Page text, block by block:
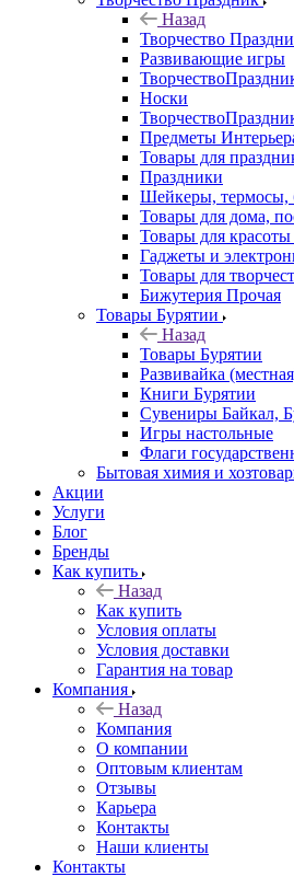
Назад
Творчество
Развивающие игры
Носки
Предметы
Товары для
Праздники
Шейкеры, термосы,
Товары для дома,
Товары для красоты
Гаджеты и
Товары для
Бижутерия Прочая
Товары Бурятии
Назад
Товары Бурятии
Развивайка
Книги Бурятии
Сувениры Байкал,
Игры настольные
Флаги
Бытовая химия и
Акции
Услуги
Блог
Бренды
Как купить
Назад
Как купить
Условия оплаты
Условия доставки
Гарантия на товар
Компания
Назад
Компания
О компании
Оптовым клиентам
Отзывы
Карьера
Контакты
Наши клиенты
Контакты